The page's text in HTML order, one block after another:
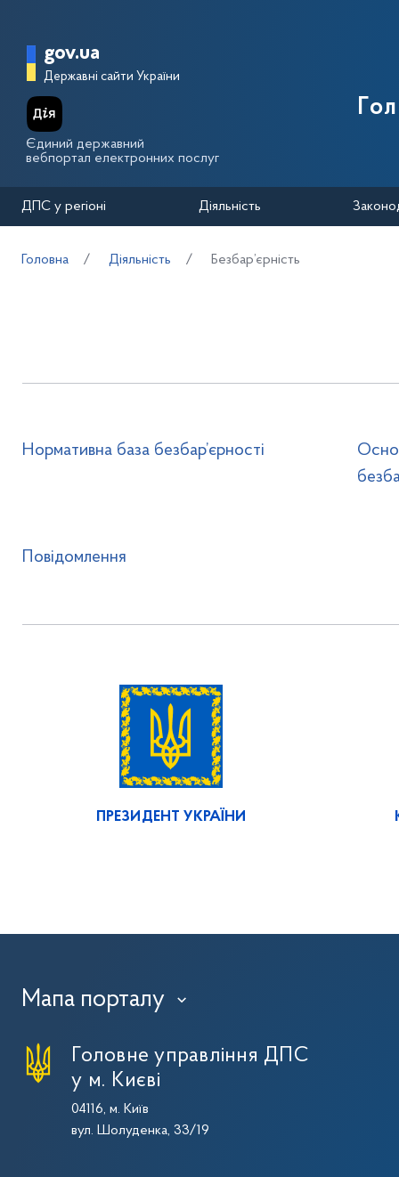
Головна сторінка Державної
gov.ua
Державні сайти України
Єдиний державний
вебпортал електронних послуг
ДПС у регіоні Діяльність
Головна Діяльність Безбар’єрність
Нормативна база безбар’єрності
Повідомлення
ПРЕЗИДЕНТ УКРАЇНИ
Мапа порталу ›
Головне управління ДПС
у м. Києві
04116, м. Київ
вул. Шолуденка, 33/19